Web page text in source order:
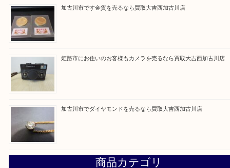
加古川市にお住いのお客様もルアーを売るなら買取大吉西